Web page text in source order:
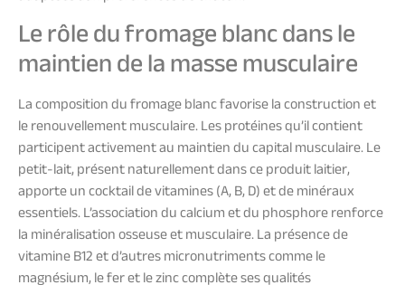
Le rôle du fromage blanc dans le
maintien de la masse musculaire
La composition du fromage blanc favorise la construction et
le renouvellement musculaire. Les protéines qu’il contient
participent activement au maintien du capital musculaire. Le
petit-lait, présent naturellement dans ce produit laitier,
apporte un cocktail de vitamines (A, B, D) et de minéraux
essentiels. L’association du calcium et du phosphore renforce
la minéralisation osseuse et musculaire. La présence de
vitamine B12 et d’autres micronutriments comme le
magnésium, le fer et le zinc complète ses qualités